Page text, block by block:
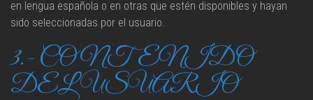
en lengua española o en otras que estén disponibles y hayan
sido seleccionadas por el usuario.
3.- CONTENIDO
DEL USUARIO